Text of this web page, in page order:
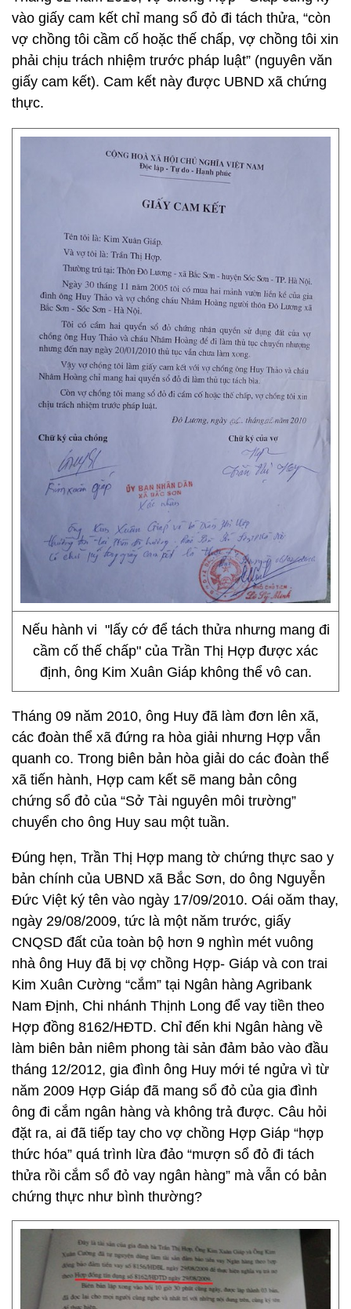
vào giấy cam kết chỉ mang sổ đỏ đi tách thửa, “còn
vợ chồng tôi cầm cố hoặc thế chấp, vợ chồng tôi xin
phải chịu trách nhiệm trước pháp luật” (nguyên văn
giấy cam kết). Cam kết này được UBND xã chứng
thực.
Nếu hành vi "lấy cớ để tách thửa nhưng mang đi
cầm cố thế chấp" của Trần Thị Hợp được xác
định, ông Kim Xuân Giáp không thể vô can.
Tháng 09 năm 2010, ông Huy đã làm đơn lên xã,
các đoàn thể xã đứng ra hòa giải nhưng Hợp vẫn
quanh co. Trong biên bản hòa giải do các đoàn thể
xã tiến hành, Hợp cam kết sẽ mang bản công
chứng sổ đỏ của “Sở Tài nguyên môi trường”
chuyển cho ông Huy sau một tuần.
Đúng hẹn, Trần Thị Hợp mang tờ chứng thực sao y
bản chính của UBND xã Bắc Sơn, do ông Nguyễn
Đức Việt ký tên vào ngày 17/09/2010. Oái oăm thay,
ngày 29/08/2009, tức là một năm trước, giấy
CNQSD đất của toàn bộ hơn 9 nghìn mét vuông
nhà ông Huy đã bị vợ chồng Hợp- Giáp và con trai
Kim Xuân Cường “cắm” tại Ngân hàng Agribank
Nam Định, Chi nhánh Thịnh Long để vay tiền theo
Hợp đồng 8162/HĐTD. Chỉ đến khi Ngân hàng về
làm biên bản niêm phong tài sản đảm bảo vào đầu
tháng 12/2012, gia đình ông Huy mới té ngửa vì từ
năm 2009 Hợp Giáp đã mang sổ đỏ của gia đình
ông đi cắm ngân hàng và không trả được. Câu hỏi
đặt ra, ai đã tiếp tay cho vợ chồng Hợp Giáp “hợp
thức hóa” quá trình lừa đảo “mượn sổ đỏ đi tách
thửa rồi cắm sổ đỏ vay ngân hàng” mà vẫn có bản
chứng thực như bình thường?